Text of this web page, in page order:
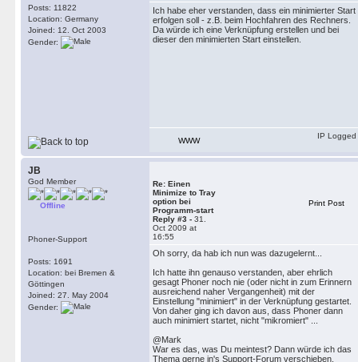
Posts: 11822
Location: Germany
Joined: 12. Oct 2003
Gender:
Ich habe eher verstanden, dass ein minimierter Start
erfolgen soll - z.B. beim Hochfahren des Rechners.
Da würde ich eine Verknüpfung erstellen und bei
dieser den minimierten Start einstellen.
WWW
IP Logged
JB
God Member
Offline
Phoner-Support
Posts: 1691
Location: bei Bremen &
Göttingen
Joined: 27. May 2004
Gender:
Re: Einen
Minimize to Tray
option bei
Programm-start
Reply #3 - 31.
Oct 2009 at
16:55
Print Post
Oh sorry, da hab ich nun was dazugelernt...
Ich hatte ihn genauso verstanden, aber ehrlich
gesagt Phoner noch nie (oder nicht in zum Erinnern
ausreichend naher Vergangenheit) mit der
Einstellung "minimiert" in der Verknüpfung gestartet.
Von daher ging ich davon aus, dass Phoner dann
auch minimiert startet, nicht "mikromiert" ...
@Mark
War es das, was Du meintest? Dann würde ich das
Thema gerne in's Support-Forum verschieben.